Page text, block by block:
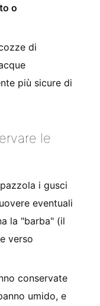
o
di
più sicure di
le
i gusci
eventuali
la "barba" (il
verso
conservate
umido, e